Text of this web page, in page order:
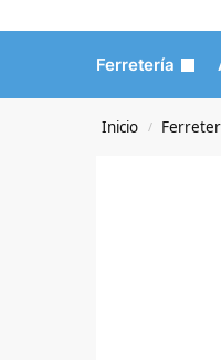
Ferretería
Inicio /